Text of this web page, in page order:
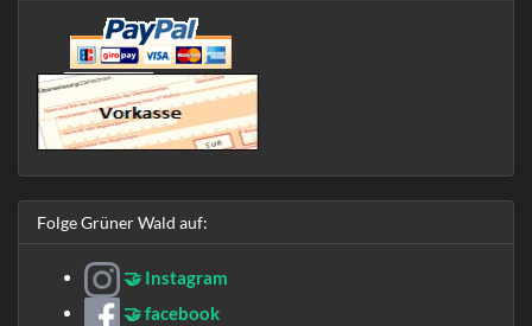
Folge Grüner Wald auf:
🤝 Instagram
🤝 facebook